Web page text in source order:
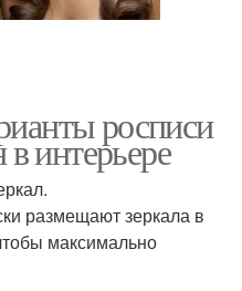
росписи
в интерьере
размещают зеркала в
максимально